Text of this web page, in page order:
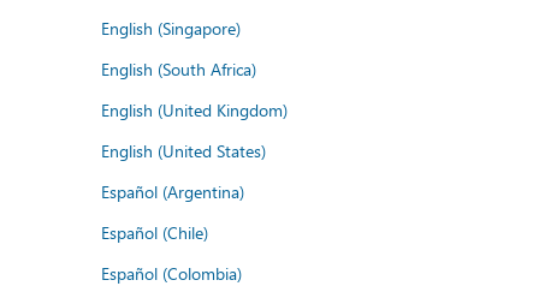
English (Singapore)
English (South Africa)
English (United Kingdom)
English (United States)
Español (Argentina)
Español (Chile)
Español (Colombia)